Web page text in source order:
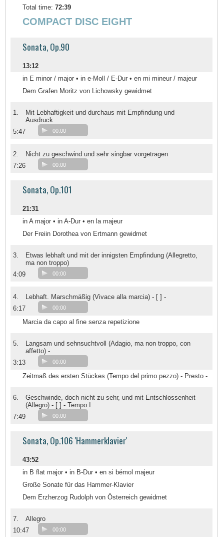
Total time: 72:39
COMPACT DISC EIGHT
Sonata, Op.90
13:12
in E minor / major • in e-Moll / E-Dur • en mi mineur / majeur
Dem Grafen Moritz von Lichowsky gewidmet
1.
Mit Lebhaftigkeit und durchaus mit Empfindung und
Ausdruck
5:47
00:00
2.
Nicht zu geschwind und sehr singbar vorgetragen
7:26
00:00
Sonata, Op.101
21:31
in A major • in A-Dur • en la majeur
Der Freiin Dorothea von Ertmann gewidmet
3.
Etwas lebhaft und mit der innigsten Empfindung (Allegretto,
ma non troppo)
4:09
00:00
4.
Lebhaft. Marschmäßig (Vivace alla marcia) - [ ] -
6:17
00:00
Marcia da capo al fine senza repetizione
5.
Langsam und sehnsuchtvoll (Adagio, ma non troppo, con
affetto) -
3:13
00:00
Zeitmaß des ersten Stückes (Tempo del primo pezzo) - Presto -
6.
Geschwinde, doch nicht zu sehr, und mit Entschlossenheit
(Allegro) - [ ] - Tempo I
7:49
00:00
Sonata, Op.106 'Hammerklavier'
43:52
in B flat major • in B-Dur • en si bémol majeur
Große Sonate für das Hammer-Klavier
Dem Erzherzog Rudolph von Österreich gewidmet
7.
Allegro
10:47
00:00